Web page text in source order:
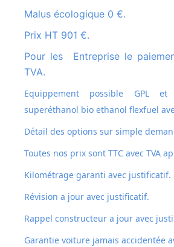
Malus écologique 0 €.
Prix HT 901 €.
Pour les Entreprise le paiement dû est HORS
TVA.
Equippement possible GPL et
superéthanol bio ethanol flexfuel
Détail des options sur simple
Toutes nos prix sont TTC avec TVA
Kilométrage garanti avec justificatif.
Révision a jour avec justificatif.
Rappel constructeur a jour avec
Garantie voiture jamais accidentée